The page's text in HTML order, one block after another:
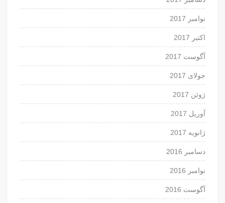
نوامبر 2017
اکتبر 2017
آگوست 2017
جولای 2017
ژوئن 2017
آوریل 2017
ژانویه 2017
دسامبر 2016
نوامبر 2016
آگوست 2016